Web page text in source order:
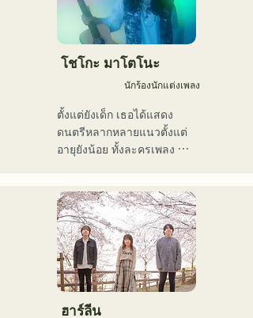
ルチな表現スタイルを確立
するため、日々探求を続け
ている。現在はSNSを中心
に、自身の表現を発信中。
โชโกะ มาโตโนะ
นักร้องนักแต่งเพลง
ตั้งแต่ยังเด็ก เธอได้แสดง
ดนตรีหลากหลายแนวตั้งแต่
อายุยังน้อย ทั้งละครเพลง
2011
เธอได้ปรากฏตัวในสื่อต่างๆ
มากมาย โดยส่วนใหญ่อยู่ใน
บ้านเกิดของเธอที่ฟุกุโอกะ
และคิวชู และยังมีส่วนร่วมใน
เพลงและภาพยนตร์โฆษณา
ของบริษัทมากมาย
ฮาร์ลีน